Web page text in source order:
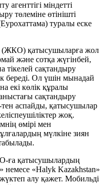
міндетті
төлеміне өтінішті
туралы еске
(ЖКО) қатысушыларға жол
және сотқа жүгінбей,
тікелей сақтандыру
береді. Ол үшін мынадай
екі көлік құралы
сақтандыру
аспайды, қатысушылар
жоқ.
өмірі мен
мүлкіне зиян
ға қатысушылардың
немесе «Halyk Kazakhstan»
алу қажет. Мобильді